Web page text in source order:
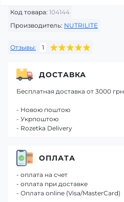
Код товара: 104144
Производитель: NUTRILITE
Отзывы: 1
ДОСТАВКА
Бесплатная доставка от 3000 грн
- Новою поштою
- Укрпоштою
- Rozetka Delivery
ОПЛАТА
- оплата на счет
- оплата при доставке
- Оплата online (Visa/MasterCard)